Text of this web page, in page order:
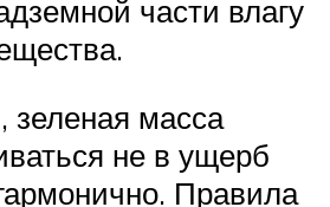
части влагу
зеленая масса
не в ущерб
Правила